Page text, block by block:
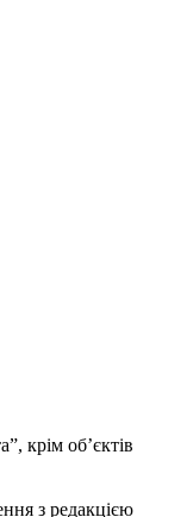
крім об’єктів
з редакцією